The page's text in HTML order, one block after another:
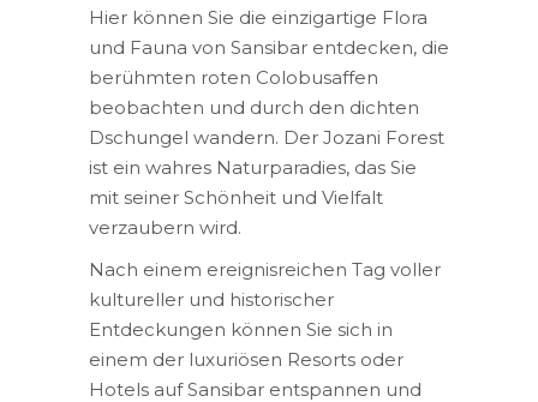
Hier können Sie die einzigartige Flora
und Fauna von Sansibar entdecken, die
berühmten roten Colobusaffen
beobachten und durch den dichten
Dschungel wandern. Der Jozani Forest
ist ein wahres Naturparadies, das Sie
mit seiner Schönheit und Vielfalt
verzaubern wird.
Nach einem ereignisreichen Tag voller
kultureller und historischer
Entdeckungen können Sie sich in
einem der luxuriösen Resorts oder
Hotels auf Sansibar entspannen und